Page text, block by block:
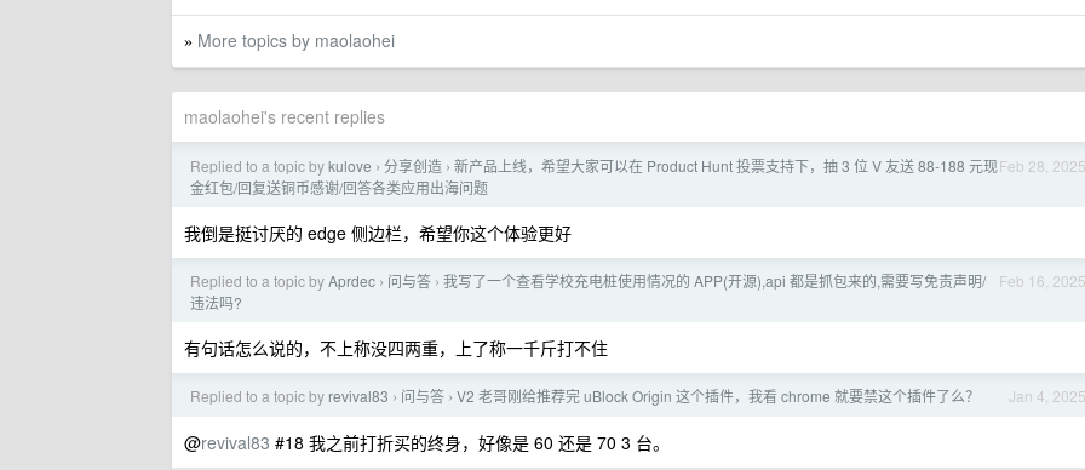
» More topics by maolaohei
maolaohei's recent replies
Feb 28, 2025
Replied to a topic bykulove › 分享创造 › 新产品上线，希望大家可以在 Product Hunt 投票支持下，抽 3 位 V 友送 88-188 元现
金红包/回复送铜币感谢/回答各类应用出海问题
我倒是挺讨厌的 edge 侧边栏，希望你这个体验更好
Feb 16, 2025
Replied to a topic byAprdec › 问与答 › 我写了一个查看学校充电桩使用情况的 APP(开源),api 都是抓包来的,需要写免责声明/
违法吗?
有句话怎么说的，不上称没四两重，上了称一千斤打不住
Jan 4, 2025
Replied to a topic by revival83 › 问与答 › V2 老哥刚给推荐完 uBlock Origin 这个插件，我看 chrome 就要禁这个插件了么？
@revival83 #18 我之前打折买的终身，好像是 60 还是 70 3 台。